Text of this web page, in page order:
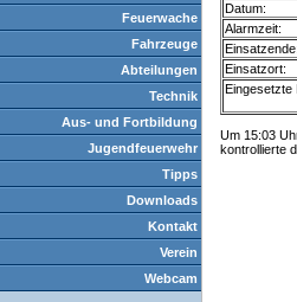
Feuerwache
Fahrzeuge
Abteilungen
Technik
Aus- und Fortbildung
Jugendfeuerwehr
Tipps
Downloads
Kontakt
Verein
Webcam
Datum:
Alarmzeit:
Einsatzende:
Einsatzort:
Eingesetzte
Um 15:03
kontrollierte